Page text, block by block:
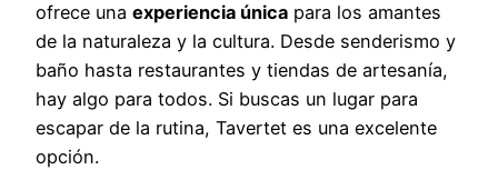
ofrece una experiencia única para los amantes
de la naturaleza y la cultura. Desde senderismo y
baño hasta restaurantes y tiendas de artesanía,
hay algo para todos. Si buscas un lugar para
escapar de la rutina, Tavertet es una excelente
opción.